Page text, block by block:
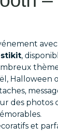
,
Halloween
des photos
et